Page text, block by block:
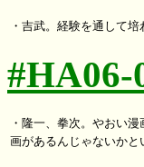
#HA06-
・隆一、拳次。やおい